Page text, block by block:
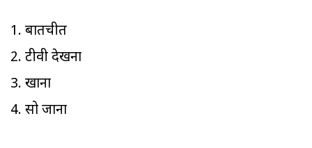
1. बातचीत
2. टीवी देखना
3. खाना
4. सो जाना